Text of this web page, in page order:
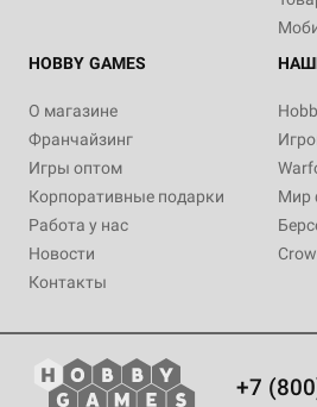
HOBBY GAMES
О магазине
Франчайзинг
Игры оптом
Корпоративные подарки
Работа у нас
Новости
Контакты
Мир
+7